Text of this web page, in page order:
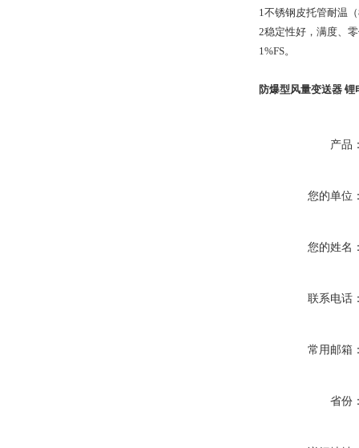
1不锈钢皮托管耐温
2稳定性好，满度、
1%FS。
防爆型风量变送器
产品
您的单位
您的姓名
联系电话
常用邮箱
省份